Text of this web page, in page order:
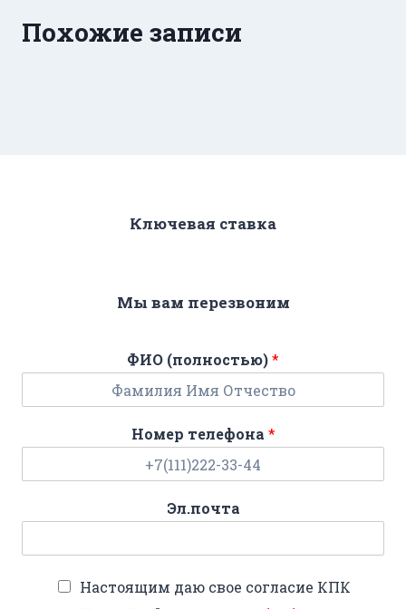
Похожие записи
Ключевая ставка
Мы вам перезвоним
ФИО (полностью)*
Номер телефона *
Эл.почта
Настоящим даю свое согласие КПК